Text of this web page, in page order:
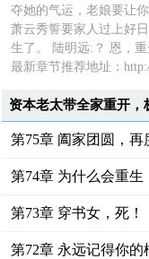
夺她的气运，老娘要让
萧云秀誓要家人过上好
生了。 陆明远:？ 恩，
最新章节推荐地址：
第75章 阖家团圆，再
第74章 为什么会重生
第73章 穿书女，死！
第72章 永远记得你的